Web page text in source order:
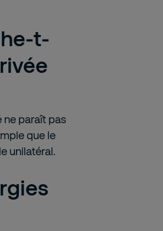
t-
ne paraît pas
que le
unilatéral.